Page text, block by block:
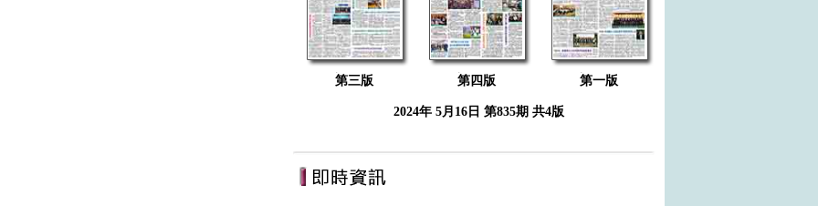
第三版 第四版 第一版
2024年 5月16日 第835期 共4版